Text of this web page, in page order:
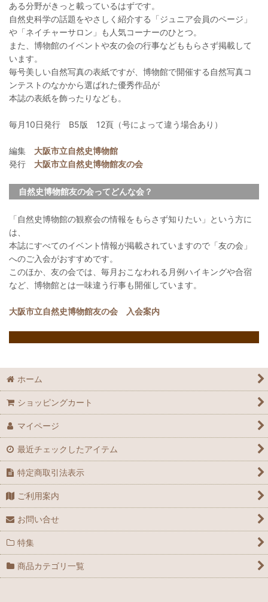
ある分野がきっと載っているはずです。
自然史科学の話題をやさしく紹介する「ジュニア会員のページ」
や「ネイチャーサロン」も人気コーナーのひとつ。
また、博物館のイベントや友の会の行事などももらさず掲載して
います。
毎号美しい自然写真の表紙ですが、博物館で開催する自然写真コ
ンテストのなかから選ばれた優秀作品が
本誌の表紙を飾ったりなども。
毎月10日発行 B5版 12頁（号によって違う場合あり）
編集 大阪市立自然史博物館
発行 大阪市立自然史博物館友の会
自然史博物館友の会ってどんな会？
「自然史博物館の観察会の情報をもらさず知りたい」という方に
は、
本誌にすべてのイベント情報が掲載されていますので「友の会」
へのご入会がおすすめです。
このほか、友の会では、毎月おこなわれる月例ハイキングや合宿
など、博物館とは一味違う行事も開催しています。
大阪市立自然史博物館友の会 入会案内
ホーム
ショッピングカート
マイページ
最近チェックしたアイテム
特定商取引法表示
ご利用案内
お問い合せ
特集
商品カテゴリ一覧